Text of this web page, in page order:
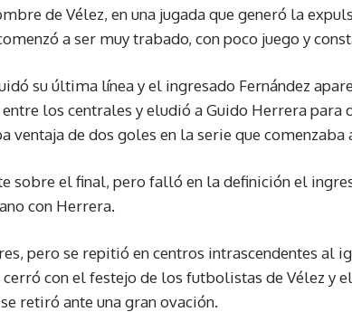
de Vélez, en una jugada que generó la
a ser muy trabado, con poco juego y
su última línea y el ingresado Fernández
los centrales y eludió a Guido Herrera para
ventaja de dos goles en la serie que comenzaba
sobre el final, pero falló en la definición el
con Herrera.
pero se repitió en centros intrascendentes al
cerró con el festejo de los futbolistas de Vélez y
retiró ante una gran ovación.